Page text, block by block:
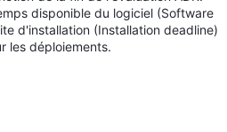
disponible du logiciel (Software
d'installation (Installation deadline)
les déploiements.